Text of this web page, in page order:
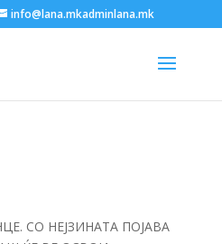
info@lana.mkadminlana.mk
СО НЕЈЗИНАТА ПОЈАВА